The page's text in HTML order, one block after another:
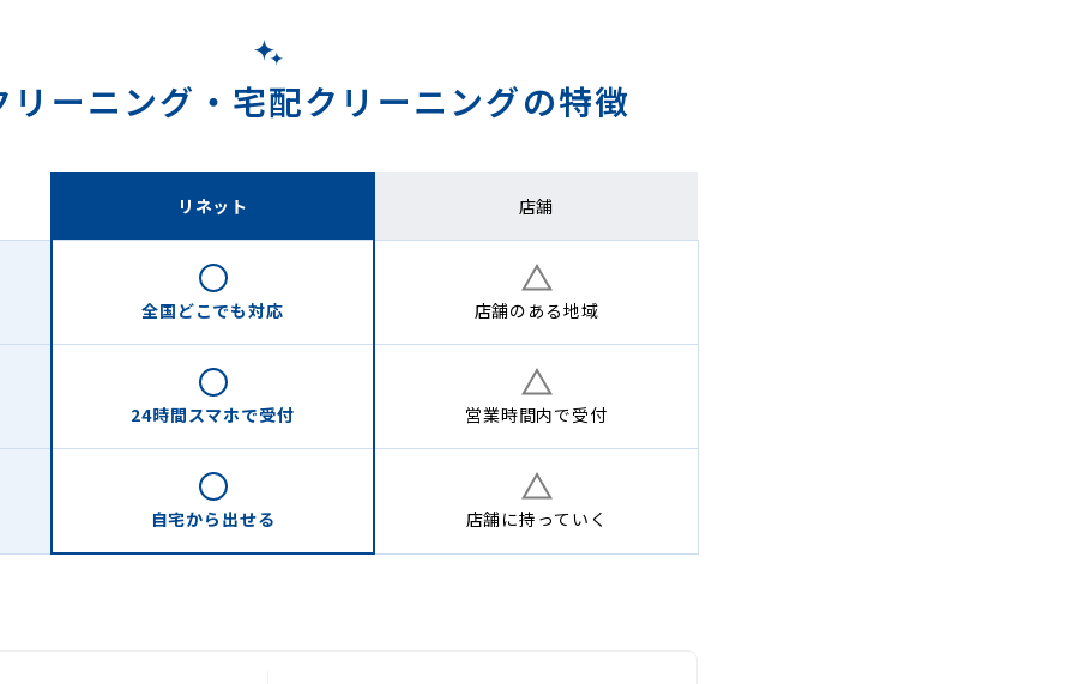
リーニング・ 宅配クリーニングの特徴
リネット 店舗
全国どこでも対応 店舗の ある地域
24時間スマホで受付 営業時間内で受付
自宅から 出せる 店舗に持っていく